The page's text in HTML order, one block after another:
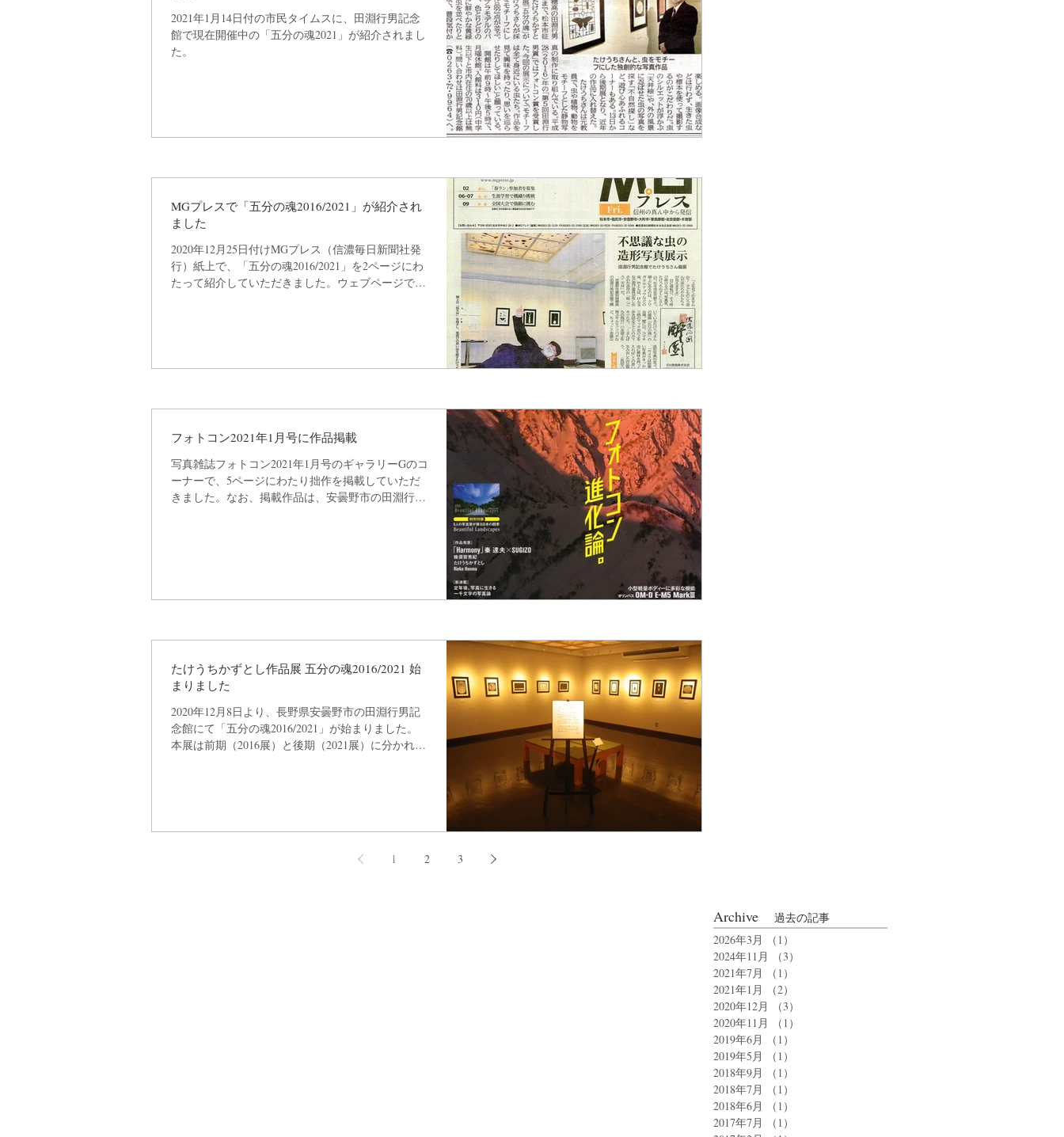
2021年1月14日付の市民タイムスに、田淵行男記念
館で現在開催中の「五分の魂2021」が紹介されまし
た。
MGプレスで「五分の魂2016/2021」が紹介され
ました
2020年12月25日付けMGプレス（信濃毎日新聞社発
行）紙上で、「五分の魂2016/2021」を2ページにわ
たって紹介していただきました。ウェブページでも
フォトコン2021年1月号に作品掲載
写真雑誌フォトコン2021年1月号のギャラリーGのコ
ーナーで、5ページにわたり拙作を掲載していただ
きました。なお、掲載作品は、安曇野市の田淵行男
たけうちかずとし作品展 五分の魂2016/2021 始
まりました
2020年12月8日より、長野県安曇野市の田淵行男記
念館にて「五分の魂2016/2021」が始まりました。
本展は前期（2016展）と後期（2021展）に分かれま
1 2 3
Archive
過去の記事
2026年3月
（1）
2024年11月
（3）
2021年7月
（1）
2021年1月
（2）
2020年12月
（3）
2020年11月
（1）
2019年6月
（1）
2019年5月
（1）
2018年9月
（1）
2018年7月
（1）
2018年6月
（1）
2017年7月
（1）